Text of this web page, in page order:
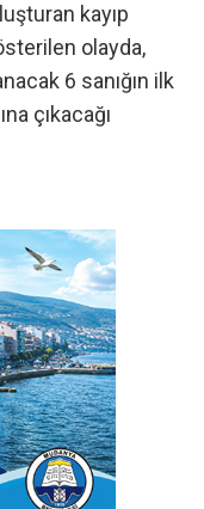
kayıp
olayda,
6 sanığın ilk
çıkacağı